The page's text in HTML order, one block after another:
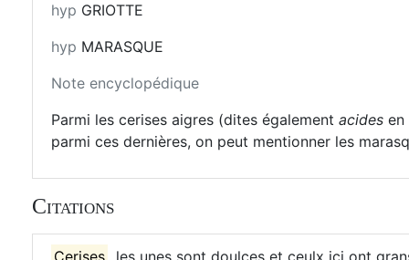
hyp GRIOTTE
hyp MARASQUE
Note encyclopédique
Parmi les cerises aigres (dites également acides en
parmi ces dernières, on peut mentionner les
Citations
Cerises , les unes sont doulces et ceulx ici ont